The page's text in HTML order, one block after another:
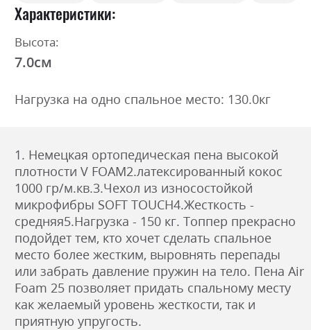
Характеристики
Высота:
7.0см
Нагрузка на одно спальное место: 130.0кг
1. Немецкая ортопедическая пена высокой
плотности V FOAM2.латексированный кокос
1000 гр/м.кв.3.Чехол из износостойкой
микрофибры SOFT TOUCH4.Жесткость -
средняя5.Нагрузка - 150 кг. Топпер прекрасно
подойдет тем, кто хочет сделать спальное
место более жестким, выровнять перепады
или забрать давление пружин на тело. Пена Air
Foam 25 позволяет придать спальному месту
как желаемый уровень жесткости, так и
приятную упругость.